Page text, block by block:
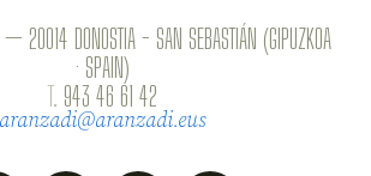
— 20014 DONOSTIA - SAN SEBASTIÁN (GIPUZKOA
· SPAIN)
T. 943 46 61 42
aranzadi@aranzadi.eus